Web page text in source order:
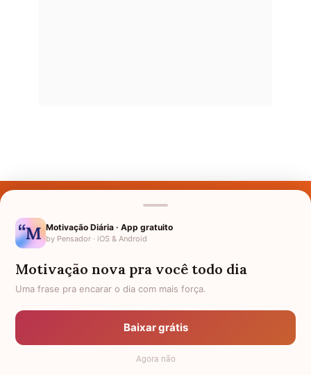
Nomes pelo Mundo
Política de Privacidade
Anuncie
Termos de Uso
Motivação Diária · App gratuito
by Pensador · iOS & Android
Motivação nova pra você todo dia
Uma frase pra encarar o dia com mais força.
Baixar grátis
Agora não